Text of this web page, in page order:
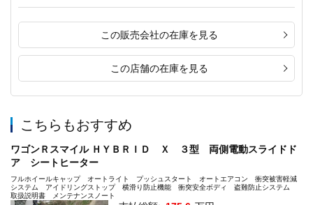
この販売会社の在庫を見る
この店舗の在庫を見る
こちらもおすすめ
ワゴンＲスマイル ＨＹＢＲＩＤ Ｘ ３型 両側電動スライドド
ア シートヒーター
フルホイールキャップ オートライト プッシュスタート オートエアコン 衝突被害軽減
システム アイドリングストップ 横滑り防止機能 衝突安全ボディ 盗難防止システム
取扱説明書 メンテナンスノート